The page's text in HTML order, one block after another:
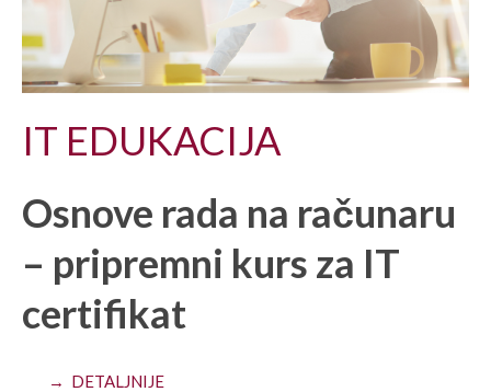
IT EDUKACIJA
Osnove rada na računaru
– pripremni kurs za IT
certifikat
→ DETALJNIJE